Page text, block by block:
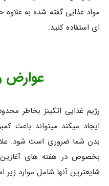
مواد غذایی گفته شده به
ای استفاده کنید.
عوارض
رژیم غذایی اتکینز بخاطر
ایجاد میکند میتواند باعث
بدن شما ضروری است شود.
بخصوص در هفته های آغازین
شایعترین آنها شامل موارد زیر